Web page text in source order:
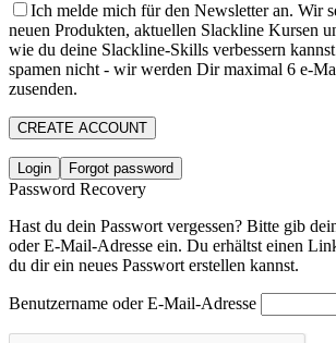
Ich melde mich für den Newsletter an. Wir
neuen Produkten, aktuellen Slackline Kursen
wie du deine Slackline-Skills verbessern
spamen nicht - wir werden Dir maximal 6 e-
zusenden.
CREATE ACCOUNT
Login Forgot password
Password Recovery
Hast du dein Passwort vergessen? Bitte gib
oder E-Mail-Adresse ein. Du erhältst einen
du dir ein neues Passwort erstellen kannst.
Benutzername oder E-Mail-Adresse